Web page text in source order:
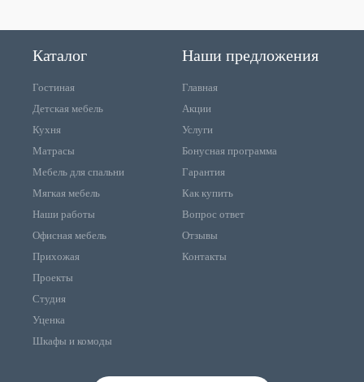
Каталог
Гостиная
Детская мебель
Кухня
Матрасы
Мебель для спальни
Мягкая мебель
Наши работы
Офисная мебель
Прихожая
Проекты
Студия
Уценка
Шкафы и комоды
Наши предложения
Главная
Акции
Услуги
Бонусная программа
Гарантия
Как купить
Вопрос ответ
Отзывы
Контакты